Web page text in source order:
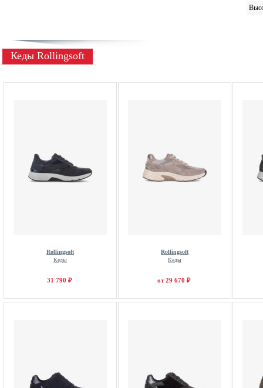
Кеды Rollingsoft
Rollingsoft
Кеды
31 790 ₽
Rollingsoft
Кеды
от 29 670 ₽